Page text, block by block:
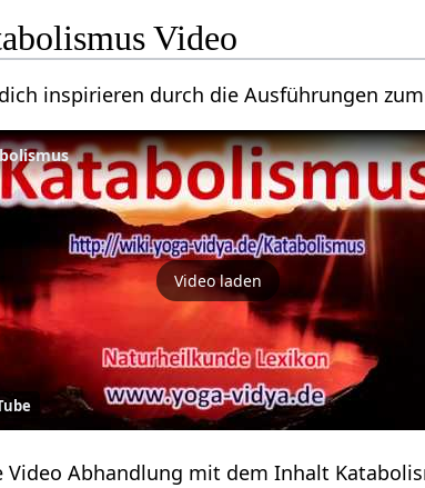
Video
inspirieren durch die Ausführungen
Video laden
Video Abhandlung mit dem Inhalt